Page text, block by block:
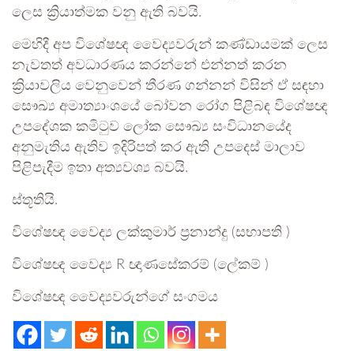
ලෙස ක්‍රියාත්මක වනු ඇති බවයි.
මෙහිදී අප විශේෂඥ වෛද්‍යවරුන් කණ්ඩායමක් ලෙස
නැවතත් අවධාරණය කරන්නේ එන්නත් කරන
ක්‍රියාවලිය වෙනුවෙන් තීරණ ගන්නන් විසින් ඒ සඳහා
සෞඛ්‍ය අමාත්‍යාංශයේ බෝවන රෝග පිළිබඳ විශේෂඥ
උපදේශක කමිටුව ලෝක සෞඛ්‍ය සංවිධානයේද
අනුමැතිය ඇතිව ඉදිරිපත් කර ඇති උපදෙස් මාලාව
පිළිපැදීම ඉතා අත්‍යවශ්‍ය බවයි.
ස්තූතියි.
විශේෂඥ වෛද්‍ය ලක්කුමාර් ප්‍රනාන්දු (සභාපති )
විශේෂඥ වෛද්‍ය R ඥාණසේකරම් (ලේකම් )
විශේෂඥ වෛද්‍යවරුන්ගේ සංගමය